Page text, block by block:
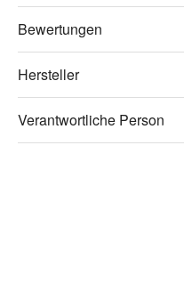
Bewertungen
Hersteller
Verantwortliche Person